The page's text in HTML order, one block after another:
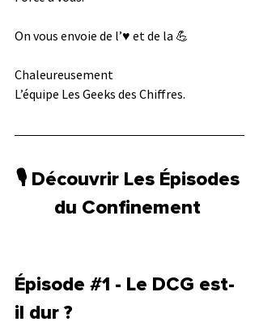
On vous envoie de l’♥️ et de la 💪
Chaleureusement
L’équipe Les Geeks des Chiffres.
🎙 Découvrir Les Épisodes
du Confinement
Épisode #1 - Le DCG est-
il dur ?